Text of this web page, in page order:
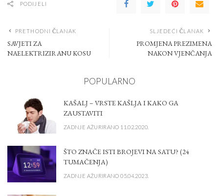
PODIJELI
PRETHODNI ČLANAK
SAVJETI ZA
NAELEKTRIZIRANU KOSU
SLJEDEĆI ČLANAK
PROMJENA PREZIMENA
NAKON VJENČANJA
POPULARNO
KAŠALJ – VRSTE KAŠLJA I KAKO GA
ZAUSTAVITI
ZADNJE AŽURIRANO 11.02.2020.
ŠTO ZNAČE ISTI BROJEVI NA SATU? (24
TUMAČENJA)
ZADNJE AŽURIRANO 05.04.2023.